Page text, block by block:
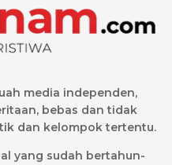
media independen,
bebas dan tidak
dan kelompok tertentu.
yang sudah bertahun-